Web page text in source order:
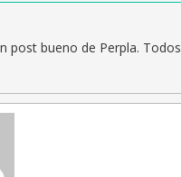
post bueno de Perpla. Todos